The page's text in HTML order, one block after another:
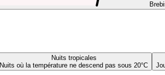
Nuits tropicales
Nuits où la température ne descend pas sous 20°C